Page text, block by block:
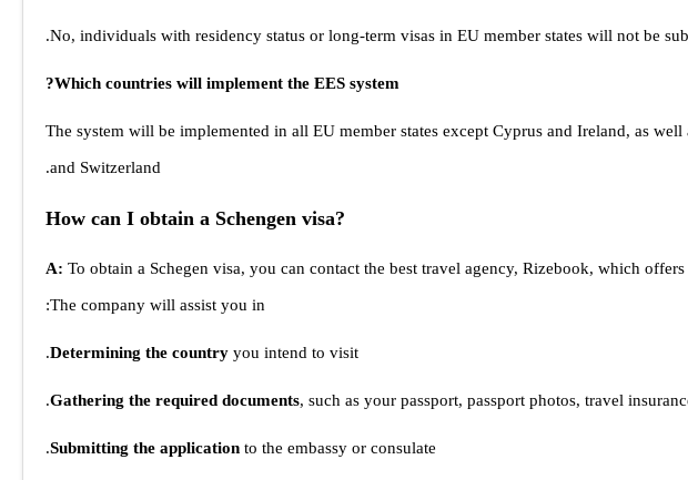
No, individuals with residency status or long-term visas in EU member states will not be
Which countries will implement the EES system?
The system will be implemented in all EU member states except Cyprus and Ireland, as
and Switzerland.
How can I obtain a Schengen visa?
A: To obtain a Schegen visa, you can contact the best travel agency, Rizebook, which
The company will assist you in:
Determining the country you intend to visit.
Gathering the required documents, such as your passport, passport photos, travel
Submitting the application to the embassy or consulate.